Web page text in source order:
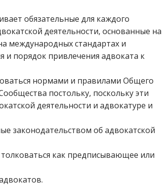
обязательные для каждого
деятельности, основанные на
международных стандартах и
и порядок привлечения адвоката к
нормами и правилами Общего
постольку, поскольку эти
деятельности и адвокатуре и
законодательством об адвокатской
как предписывающее или